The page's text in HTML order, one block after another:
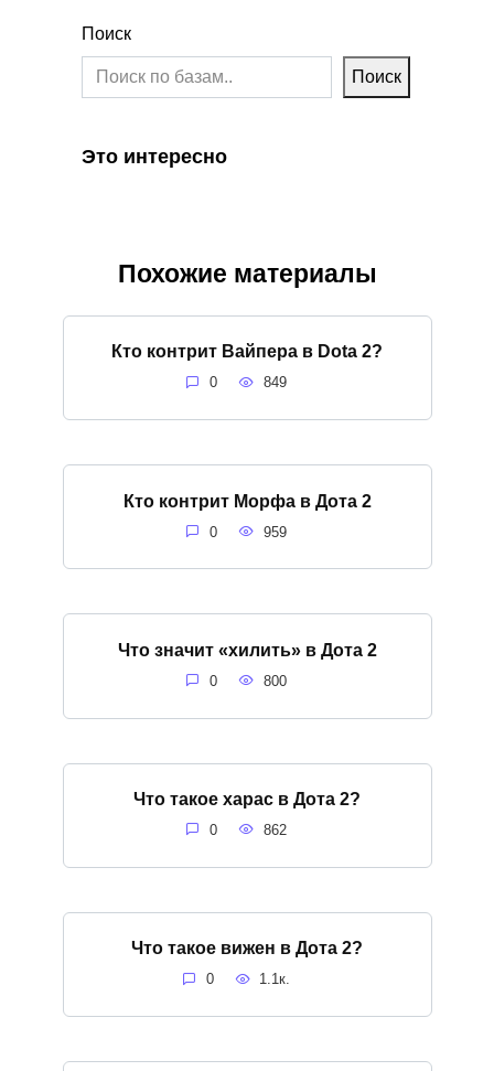
Поиск
Поиск
Это интересно
Похожие материалы
Кто контрит Вайпера в Dota 2?
0 849
Кто контрит Морфа в Дота 2
0 959
Что значит «хилить» в Дота 2
0 800
Что такое харас в Дота 2?
0 862
Что такое вижен в Дота 2?
0 1.1к.